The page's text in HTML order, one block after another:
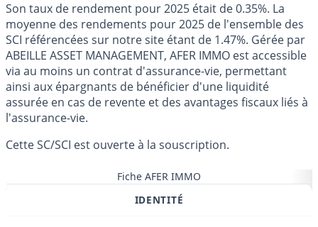
Son taux de rendement pour 2025 était de 0.35%. La
moyenne des rendements pour 2025 de l'ensemble des
SCI référencées sur notre site étant de 1.47%. Gérée par
ABEILLE ASSET MANAGEMENT, AFER IMMO est accessible
via au moins un contrat d'assurance-vie, permettant
ainsi aux épargnants de bénéficier d'une liquidité
assurée en cas de revente et des avantages fiscaux liés à
l'assurance-vie.
Cette SC/SCI est ouverte à la souscription.
Fiche AFER IMMO
IDENTITÉ